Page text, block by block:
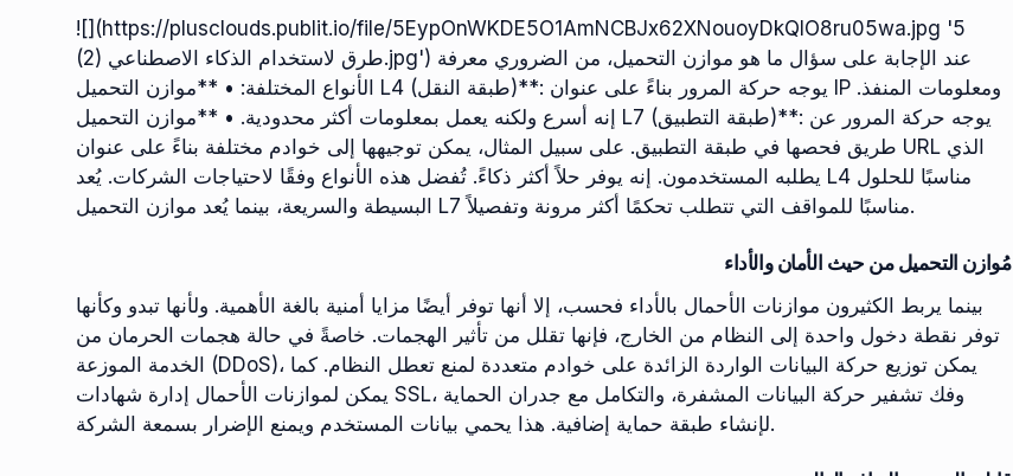
![](https://plusclouds.publit.io/file/5EypOnWKDE5O1AmNCBJx62XNouoyDkQlO8ru05wa.jpg '5
طرق لاستخدام الذكاء الاصطناعي (2).jpg') عند الإجابة على سؤال ما هو موازن التحميل، من الضروري معرفة
الأنواع المختلفة: • **موازن التحميل L4 (طبقة النقل)**: يوجه حركة المرور بناءً على عنوان IP ومعلومات المنفذ.
إنه أسرع ولكنه يعمل بمعلومات أكثر محدودية. • **موازن التحميل L7 (طبقة التطبيق)**: يوجه حركة المرور عن
طريق فحصها في طبقة التطبيق. على سبيل المثال، يمكن توجيهها إلى خوادم مختلفة بناءً على عنوان URL الذي
يطلبه المستخدمون. إنه يوفر حلاً أكثر ذكاءً. تُفضل هذه الأنواع وفقًا لاحتياجات الشركات. يُعد L4 مناسبًا للحلول
البسيطة والسريعة، بينما يُعد موازن التحميل L7 مناسبًا للمواقف التي تتطلب تحكمًا أكثر مرونة وتفصيلاً.
مُوازن التحميل من حيث الأمان والأداء
بينما يربط الكثيرون موازنات الأحمال بالأداء فحسب، إلا أنها توفر أيضًا مزايا أمنية بالغة الأهمية. ولأنها تبدو وكأنها
توفر نقطة دخول واحدة إلى النظام من الخارج، فإنها تقلل من تأثير الهجمات. خاصةً في حالة هجمات الحرمان من
الخدمة الموزعة (DDoS)، يمكن توزيع حركة البيانات الواردة الزائدة على خوادم متعددة لمنع تعطل النظام. كما
يمكن لموازنات الأحمال إدارة شهادات SSL، وفك تشفير حركة البيانات المشفرة، والتكامل مع جدران الحماية
لإنشاء طبقة حماية إضافية. هذا يحمي بيانات المستخدم ويمنع الإضرار بسمعة الشركة.